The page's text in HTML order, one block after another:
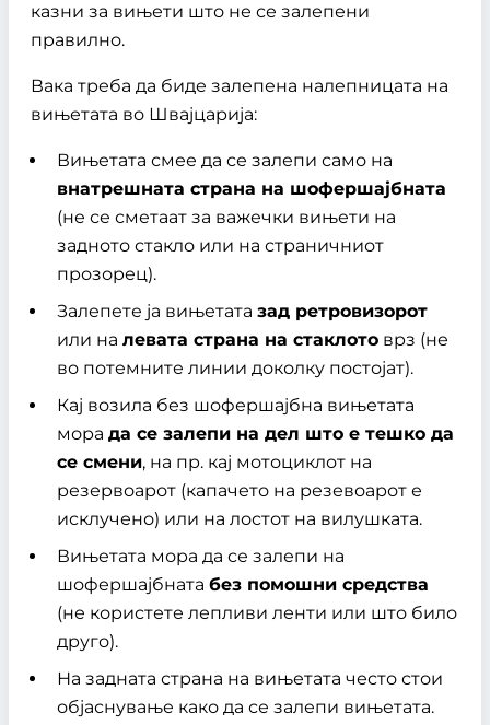
казни за вињети што не се залепени
правилно.
Вака треба да биде залепена налепницата на
вињетата во Швајцарија:
Вињетата смее да се залепи само на
внатрешната страна на шофершајбната
(не се сметаат за важечки вињети на
задното стакло или на страничниот
прозорец).
Залепете ја вињетата зад ретровизорот
или на левата страна на стаклото врз (не
во потемните линии доколку постојат).
Кај возила без шофершајбна вињетата
мора да се залепи на дел што е тешко да
се смени, на пр. кај мотоциклот на
резервоарот (капачето на резевоарот е
исклучено) или на лостот на вилушката.
Вињетата мора да се залепи на
шофершајбната без помошни средства
(не користете лепливи ленти или што било
друго).
На задната страна на вињетата често стои
објаснување како да се залепи вињетата.